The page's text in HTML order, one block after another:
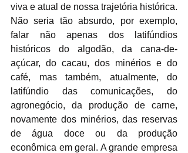
viva e atual de nossa trajetória histórica.
Não seria tão absurdo, por exemplo,
falar não apenas dos latifúndios
históricos do algodão, da cana-de-
açúcar, do cacau, dos minérios e do
café, mas também, atualmente, do
latifúndio das comunicações, do
agronegócio, da produção de carne,
novamente dos minérios, das reservas
de água doce ou da produção
econômica em geral. A grande empresa